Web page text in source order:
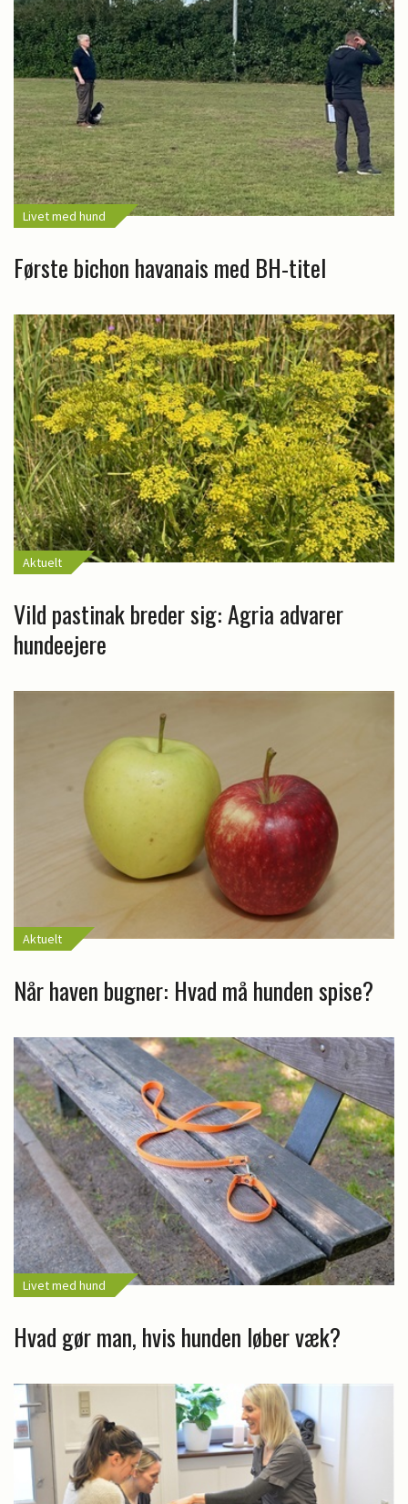
Livet med hund
Første bichon havanais med BH-titel
Aktuelt
Vild pastinak breder sig: Agria advarer
hundeejere
Aktuelt
Når haven bugner: Hvad må hunden spise?
Livet med hund
Hvad gør man, hvis hunden løber væk?